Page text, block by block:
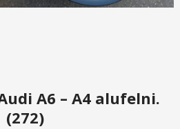
A6 – A4 alufelni.
(272)